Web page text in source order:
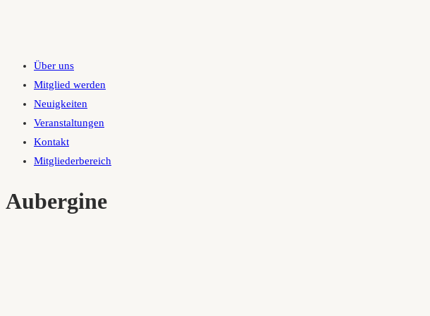
Über uns
Mitglied werden
Neuigkeiten
Veranstaltungen
Kontakt
Mitgliederbereich
Aubergine